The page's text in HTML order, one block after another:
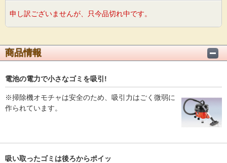
申し訳ございませんが、只今品切れ中です。
商品情報
電池の電力で小さなゴミを吸引!
※掃除機オモチャは安全のため、吸引力はごく微弱に
作られています。
吸い取ったゴミは後ろからポイッ